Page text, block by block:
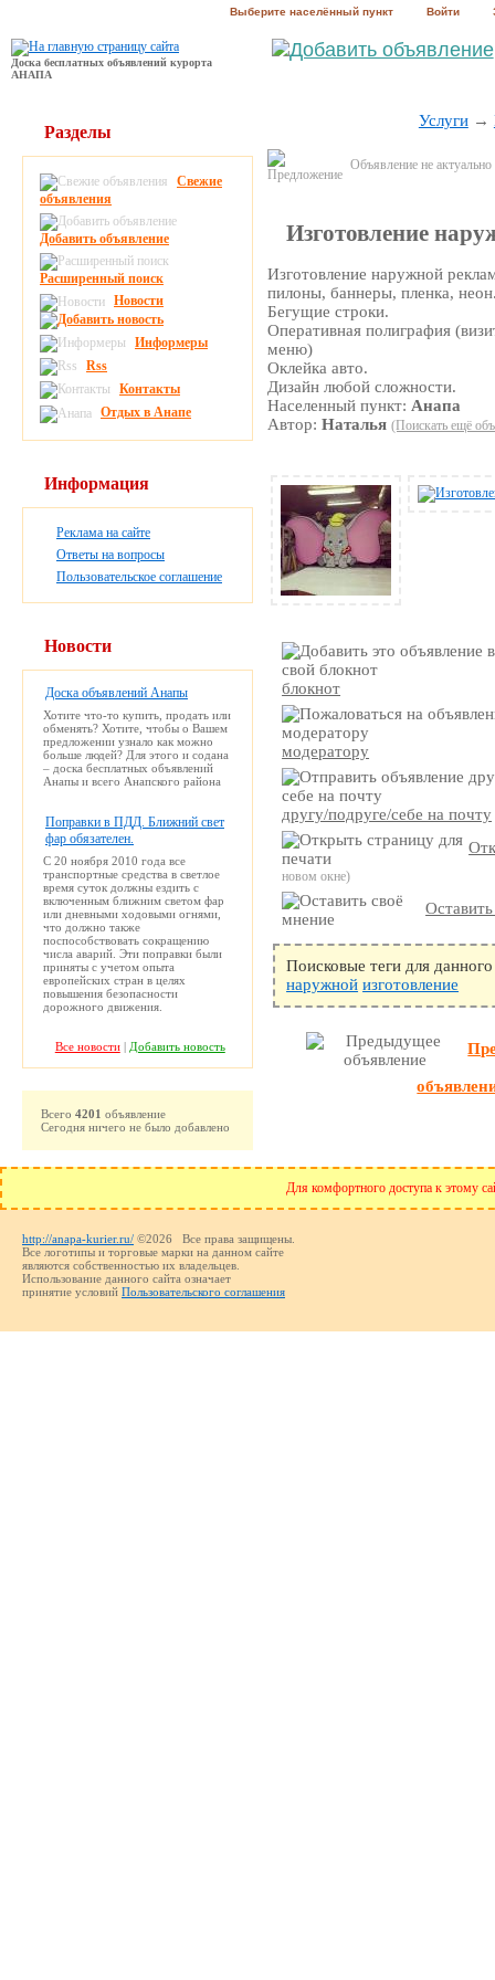
Выберите населённый пункт Войти
Доска бесплатных объявлений курорта
АНАПА
Услуги→
Объявление не
Изготовление
Изготовление наружной
пилоны, баннеры, пленка,
Бегущие строки.
Оперативная полиграфия
меню)
Оклейка авто.
Дизайн любой сложности.
Населенный пункт: Анапа
Автор:Наталья (Поискать ещё
блокнот
модератору
другу/подруге/себе на почту
новом окне)
Поисковые теги для
наружной изготовление
Разделы
Свежие
объявления
Добавить объявление
Расширенный поиск
Новости
Информеры
Rss
Контакты
Отдых в Анапе
Информация
Реклама на сайте
Ответы на вопросы
Пользовательское соглашение
Новости
Доска объявлений Анапы
Хотите что-то купить, продать или
обменять? Хотите, чтобы о Вашем
предложении узнало как можно
больше людей? Для этого и содана
– доска бесплатных объявлений
Анапы и всего Анапского района
Поправки в ПДД. Ближний свет
фар обязателен.
С 20 ноября 2010 года все
транспортные средства в светлое
время суток должны ездить с
включенным ближним светом фар
или дневными ходовыми огнями,
что должно также
поспособствовать сокращению
числа аварий. Эти поправки были
приняты с учетом опыта
европейских стран в целях
повышения безопасности
дорожного движения.
Все новости| Добавить новость
Всего 4201 объявление
Сегодня ничего не было добавлено
Для комфортного доступа к этому
http://anapa-kurier.ru/ ©2026 Все права защищены.
Все логотипы и торговые марки на данном сайте
являются собственностью их владельцев.
Использование данного сайта означает
принятие условий Пользовательского соглашения